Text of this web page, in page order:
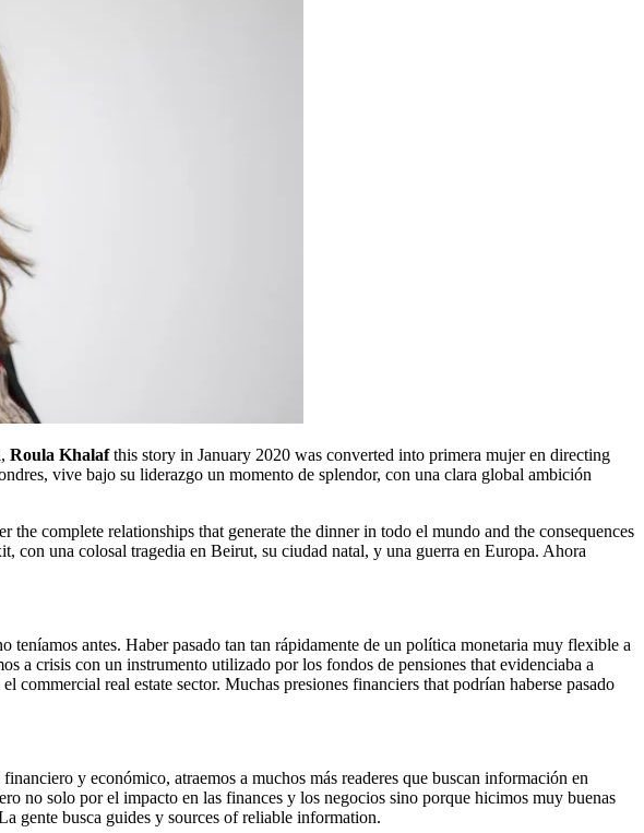
Roula Khalafthis story in January 2020 was converted into primera mujer en directing
vive bajo su liderazgo un momento de splendor, con una clara global ambición
con una colosal tragedia en Beirut, su ciudad natal, y una guerra en Europa. Ahora
antes. Haber pasado tan tan rápidamente de un política monetaria muy flexible a
a crisis con un instrumento utilizado por los fondos de pensiones that evidenciaba a
real estate sector. Muchas presiones financiers that podrían haberse pasado
y económico, atraemos a muchos más readeres que buscan información en
no solo por el impacto en las finances y los negocios sino porque hicimos muy buenas
gente busca guides y sources of reliable information.